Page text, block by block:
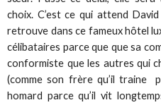
choix. C’est ce qui attend
retrouve dans ce fameux hôtel
célibataires parce que que sa
conformiste que les autres qui
(comme son frère qu’il traine
homard parce qu’il vit